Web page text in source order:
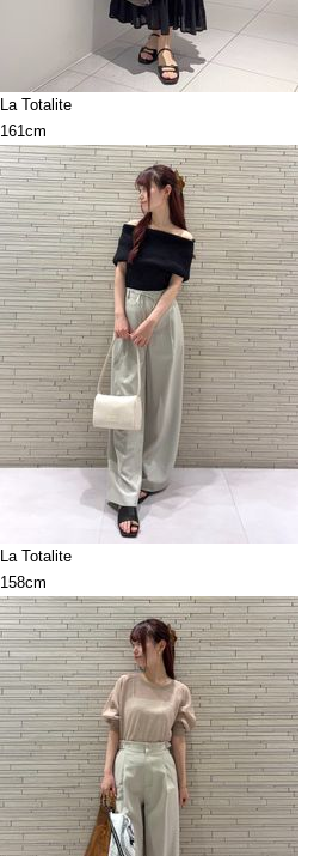
La Totalite
161cm
La Totalite
158cm